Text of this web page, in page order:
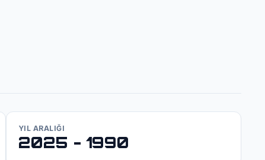
YIL ARALIĞI
2025 - 1990